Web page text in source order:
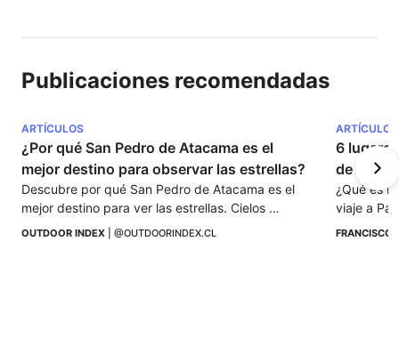
Publicaciones recomendadas
ARTÍCULOS
¿Por qué San Pedro de Atacama es el
Descubre por qué San Pedro de Atacama es el
mejor destino para ver las estrellas. Cielos
despejados, gran altitud y astroturismo único te
OUTDOOR INDEX @OUTDOORINDEX.CL
ARTÍCULOS
6
de la
¿Qué es
viaje a
FRANCISCO